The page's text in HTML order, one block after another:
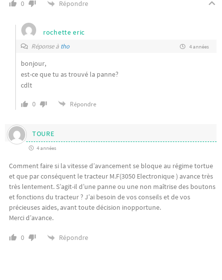
0 Répondre
rochette eric
Réponse à tho 4 années
bonjour,
est-ce que tu as trouvé la panne?
cdlt
0 Répondre
TOURE
4 années
Comment faire si la vitesse d’avancement se bloque au régime tortue
et que par conséquent le tracteur M.F(3050 Electronique ) avance très
très lentement. S’agit-il d’une panne ou une non maîtrise des boutons
et fonctions du tracteur ? J’ai besoin de vos conseils et de vos
précieuses aides, avant toute décision inopportune.
Merci d’avance.
0 Répondre